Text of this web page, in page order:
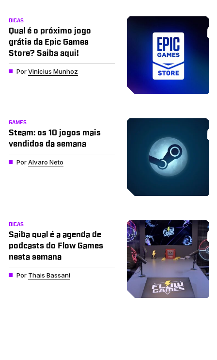
DICAS
Qual é o próximo jogo
grátis da Epic Games
Store? Saiba aqui!
PorVinícius Munhoz
GAMES
Steam: os 10 jogos mais
vendidos da semana
PorAlvaro Neto
DICAS
Saiba qual é a agenda de
podcasts do Flow Games
nesta semana
Por Thais Bassani